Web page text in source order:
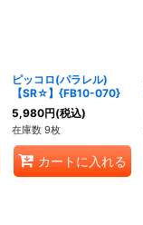
ピッコロ(パラレル)
【SR☆】{FB10-070}
5,980円(税込)
在庫数 9枚
カートに入れる